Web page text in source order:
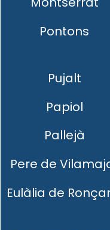
Pontons
Pujalt
Papiol
Pallejà
Pere de
Eulàlia de